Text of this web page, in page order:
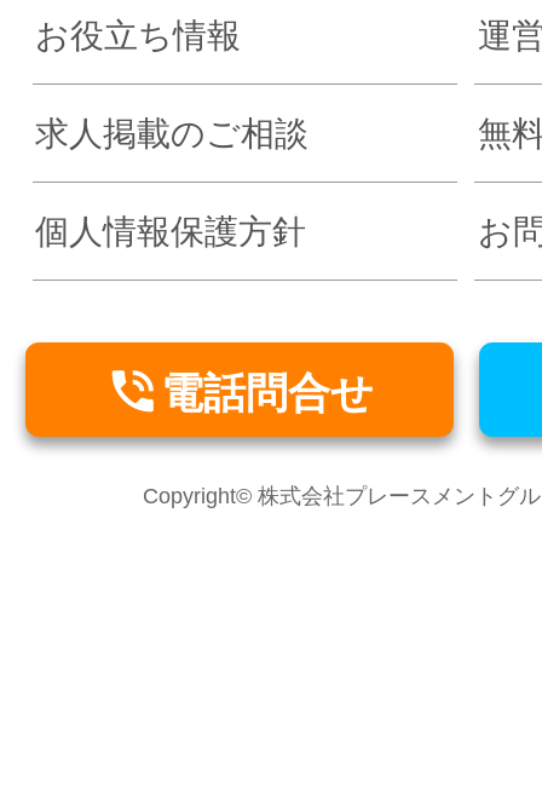
お役立ち情報 運
求人掲載のご相談 無
個人情報保護方針 お
 電話問合せ
Copyright© 株式会社プレースメントグ